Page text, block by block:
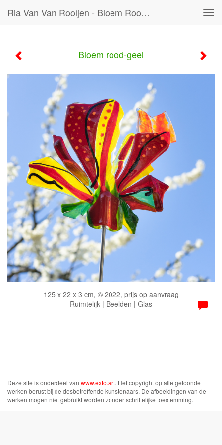
Ria Van Van Rooijen - Bloem Rood-Geel
Bloem rood-geel
125 x 22 x 3 cm, © 2022, prijs op aanvraag
Ruimtelijk | Beelden | Glas
Deze site is onderdeel van www.exto.art. Het copyright op alle getoonde
werken berust bij de desbetreffende kunstenaars. De afbeeldingen van de
werken mogen niet gebruikt worden zonder schriftelijke toestemming.